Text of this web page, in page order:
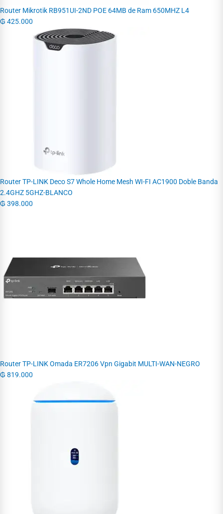
Router Mikrotik RB951UI-2ND POE 64MB de Ram 650MHZ L4
₲ 425.000
Router TP-LINK Deco S7 Whole Home Mesh WI-FI AC1900 Doble Banda
2.4GHZ 5GHZ-BLANCO
₲ 398.000
Router TP-LINK Omada ER7206 Vpn Gigabit MULTI-WAN-NEGRO
₲ 819.000